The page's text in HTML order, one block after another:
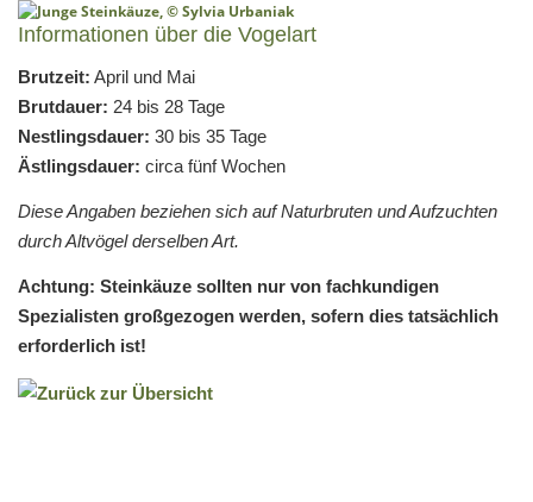
Informationen über die Vogelart
Brutzeit: April und Mai
Brutdauer: 24 bis 28 Tage
Nestlingsdauer: 30 bis 35 Tage
Ästlingsdauer: circa fünf Wochen
Diese Angaben beziehen sich auf Naturbruten und Aufzuchten
durch Altvögel derselben Art.
Achtung: Steinkäuze sollten nur von fachkundigen
Spezialisten großgezogen werden, sofern dies tatsächlich
erforderlich ist!